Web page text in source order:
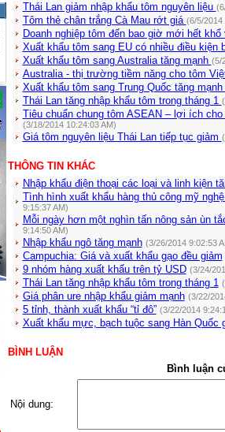
Thái Lan giảm nhập khẩu tôm nguyên liệu
Tôm thẻ chân trắng Cà Mau rớt giá (6/5/2014
Doanh nghiệp tôm đến bao giờ mới hết
Xuất khẩu tôm sang EU có nhiều điều kiện
Xuất khẩu tôm sang Australia tăng mạnh (5/
Australia - thị trường tiềm năng cho tôm
Xuất khẩu tôm sang Trung Quốc tăng mạnh
Thái Lan tăng nhập khẩu tôm trong tháng 1
Tiêu chuẩn chung tôm ASEAN – lợi ích
(3/18/2014 10:24:03 AM)
Giá tôm nguyên liệu Thái Lan tiếp tục giảm
THÔNG TIN KHÁC
Nhập khẩu điện thoại các loại và linh kiện
Tình hình xuất khẩu hàng thủ công mỹ
9:15:37 AM)
Mỗi ngày hơn một nghìn tấn nông sản ùn
9:14:50 AM)
Nhập khẩu ngô tăng mạnh (3/26/2014 9:02:53
Campuchia: Giá và xuất khẩu gạo đều giảm
9 nhóm hàng xuất khẩu trên tỷ USD (3/24/
Thái Lan tăng nhập khẩu tôm trong tháng 1
Giá phân ure nhập khẩu giảm mạnh (3/22/
5 tỉnh, thành xuất khẩu “tỉ đô” (3/22/2014
Xuất khẩu mực, bạch tuộc sang Hàn Quốc
BÌNH LUẬN
Bình luận
Nội dung: